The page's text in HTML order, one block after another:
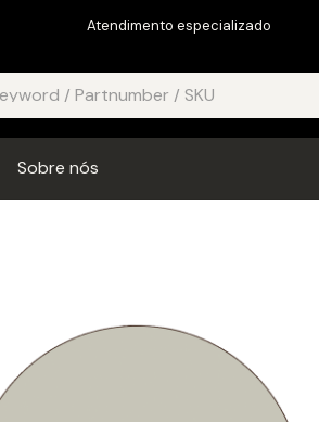
Atendimento especializado
Sobre nós